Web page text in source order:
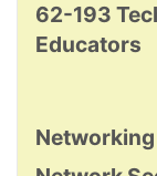
62-193
Educators
Networking